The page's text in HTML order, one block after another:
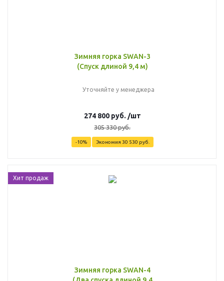
Зимняя горка SWAN-3
(Спуск длиной 9,4 м)
Уточняйте у менеджера
274 800руб. /шт
305 330руб.
-10% Экономия 30 530 руб.
Хит продаж
Зимняя горка SWAN-4